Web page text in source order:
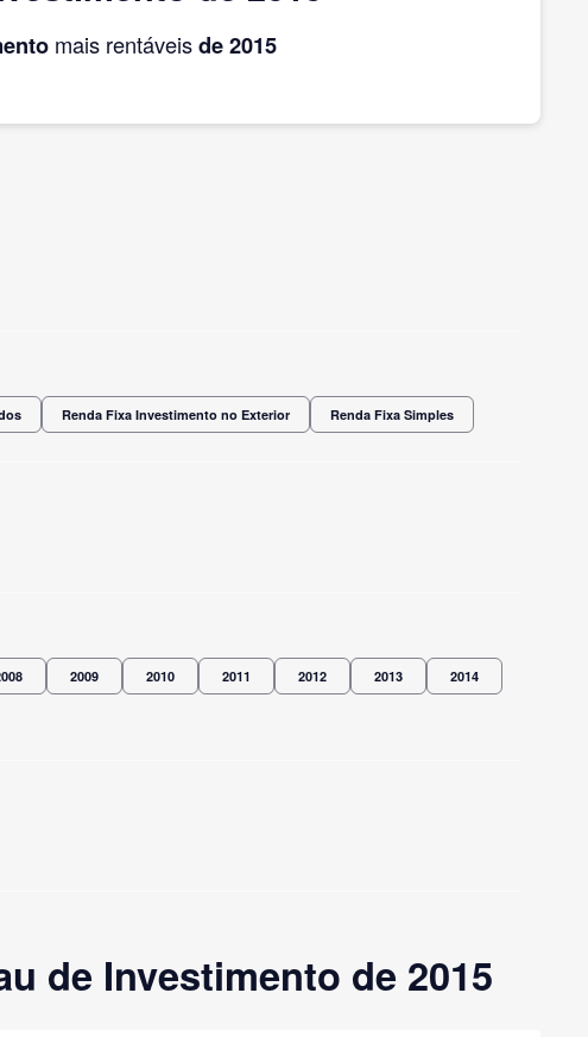
mais rentáveisde 2015
Renda Fixa Investimento no Exterior Renda Fixa Simples
2009 2010 2011 2012 2013 2014
de Investimento de 2015